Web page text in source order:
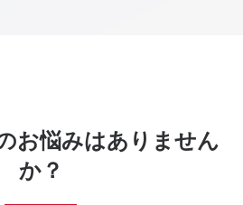
お悩みはありません
か？